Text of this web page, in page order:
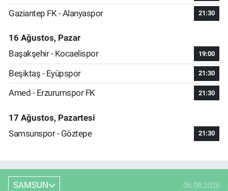
Gaziantep FK - Alanyaspor 21:30
16 Ağustos, Pazar
Başakşehir - Kocaelispor
19:00
Beşiktaş - Eyüpspor 21:30
Amed - Erzurumspor FK 21:30
17 Ağustos, Pazartesi
Samsunspor - Göztepe
21:30
SAMSUN 06.08.2026